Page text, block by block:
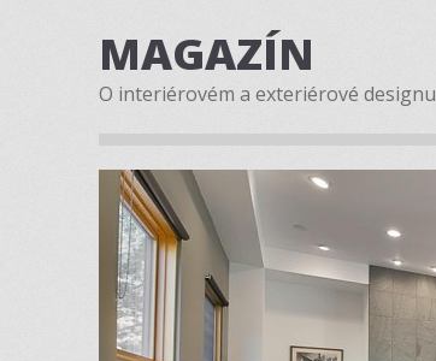
MAGAZÍN
O interiérovém a exteriérové designu